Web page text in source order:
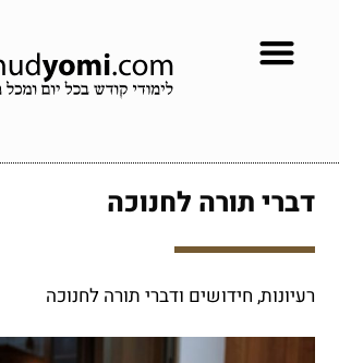
דברי תורה לחנוכה
רעיונות, חידושים ודברי תורה לחנוכה